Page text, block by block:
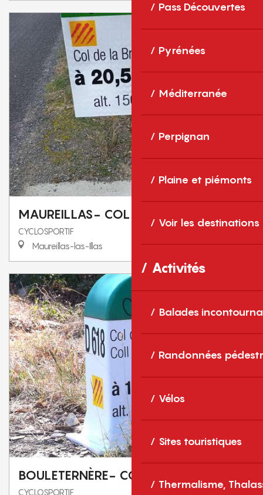
Pass Découvertes
Pyrénées
Méditerranée
Perpignan
Plaine et piémonts
Voir les destinations
Activités
Balades
Randonnées
Vélos
Sites touristiques
Thermalisme,
MAUREILLAS- COL DE LA BROUSSE
CYCLOSPORTIF
Maureillas-las-Illas
BOULETERNÈRE- COL DU FOURTOU
CYCLOSPORTIF